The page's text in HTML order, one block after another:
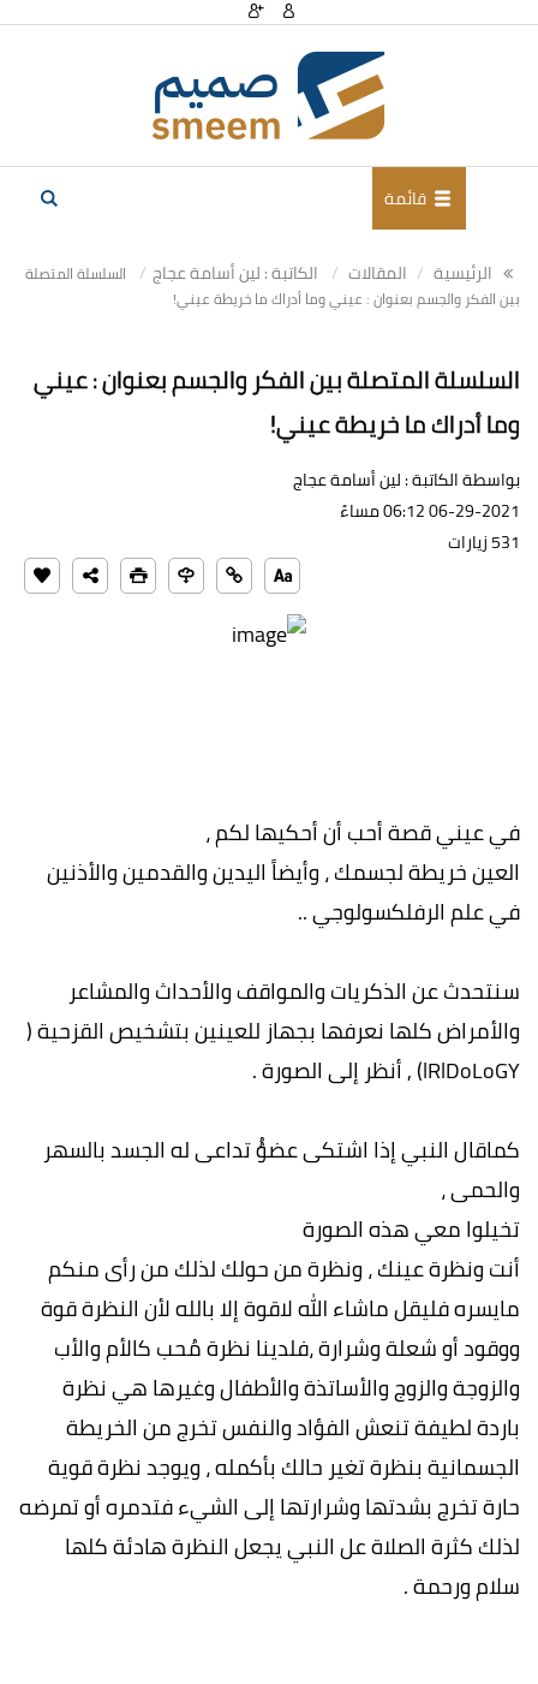
قائمة
الرئيسية المقالات الكاتبة : لين أسامة عجاج
السلسلة المتصلة
بين الفكر والجسم بعنوان : عيني وما أدراك ما خريطة عيني!
السلسلة المتصلة بين الفكر والجسم بعنوان : عيني
وما أدراك ما خريطة عيني!
بواسطة الكاتبة : لين أسامة عجاج
06-29-2021 06:12 مساءً
531 زيارات
في عيني قصة أحب أن أحكيها لكم ،
العين خريطة لجسمك ، وأيضاً اليدين والقدمين والأذنين
في علم الرفلكسولوجي ..
سنتحدث عن الذكريات والمواقف والأحداث والمشاعر
والأمراض كلها نعرفها بجهاز للعينين بتشخيص القزحية (
lRlDoLoGY) , أنظر إلى الصورة .
كماقال النبي إذا اشتكى عضوُُ تداعى له الجسد بالسهر
والحمى ،
تخيلوا معي هذه الصورة
أنت ونظرة عينك ، ونظرة من حولك لذلك من رأى منكم
مايسره فليقل ماشاء الله لاقوة إلا بالله لأن النظرة قوة
ووقود أو شعلة وشرارة ،فلدينا نظرة مُحب كالأم والأب
والزوجة والزوج والأساتذة والأطفال وغيرها هي نظرة
باردة لطيفة تنعش الفؤاد والنفس تخرج من الخريطة
الجسمانية بنظرة تغير حالك بأكمله ، ويوجد نظرة قوية
حارة تخرج بشدتها وشرارتها إلى الشيء فتدمره أو تمرضه
لذلك كثرة الصلاة عل النبي يجعل النظرة هادئة كلها
سلام ورحمة .